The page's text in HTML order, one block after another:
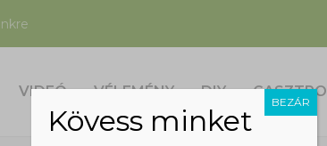
VIDEÓ VÉLEMÉNY DIY GASZTRO
Kövess minket
BEZÁR